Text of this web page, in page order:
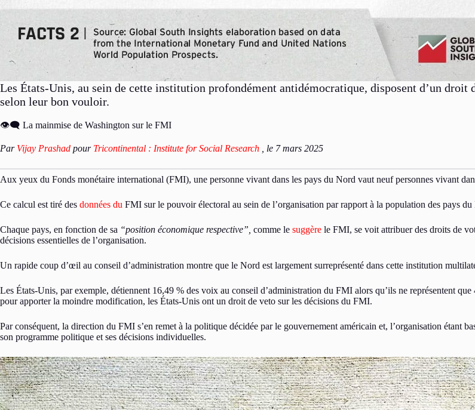
Les États-Unis, au sein de cette institution profondément antidémocratique, disposent d’un
selon leur bon vouloir.
👁‍🗨 La mainmise de Washington sur le FMI
Par Vijay Prashad pour Tricontinental : Institute for Social Research , le 7 mars 2025
Aux yeux du Fonds monétaire international (FMI), une personne vivant dans les pays du Nord vaut neuf personnes vivant
Ce calcul est tiré des données du FMI sur le pouvoir électoral au sein de l’organisation par rapport à la population des pays
Chaque pays, en fonction de sa “position économique respective”, comme le suggère le FMI, se voit attribuer des droits de
décisions essentielles de l’organisation.
Un rapide coup d’œil au conseil d’administration montre que le Nord est largement surreprésenté dans cette institution
Les États-Unis, par exemple, détiennent 16,49 % des voix au conseil d’administration du FMI alors qu’ils ne représentent
pour apporter la moindre modification, les États-Unis ont un droit de veto sur les décisions du FMI.
Par conséquent, la direction du FMI s’en remet à la politique décidée par le gouvernement américain et, l’organisation étant
son programme politique et ses décisions individuelles.